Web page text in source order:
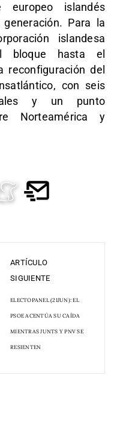
europeo islandés
Para la
islandesa
bloque hasta el
reconfiguración del
con seis
y un punto
Norteamérica y
ARTÍCULO
SIGUIENTE
ELECTOPANEL (21JUN): EL
PSOE ACENTÚA SU CAÍDA
MIENTRAS JUNTS Y PNV SE
RESIENTEN